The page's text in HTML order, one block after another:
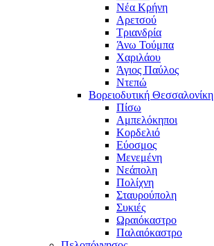
Νέα Κρήνη
Αρετσού
Τριανδρία
Άνω Τούμπα
Χαριλάου
Άγιος Παύλος
Ντεπώ
Βορειοδυτική Θεσσαλονίκη
Πίσω
Αμπελόκηποι
Κορδελιό
Εύοσμος
Μενεμένη
Νεάπολη
Πολίχνη
Σταυρούπολη
Συκιές
Ωραιόκαστρο
Παλαιόκαστρο